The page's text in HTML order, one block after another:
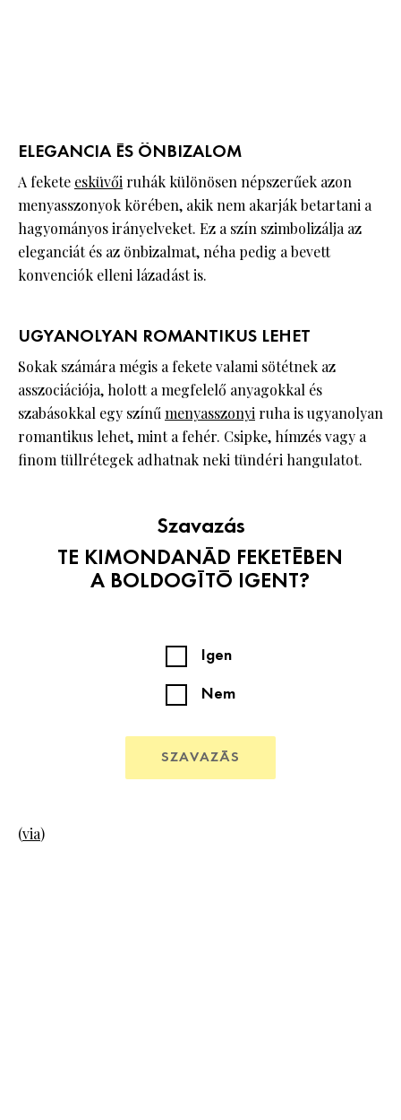
ELEGANCIA ÉS ÖNBIZALOM
A fekete esküvői ruhák különösen népszerűek azon
menyasszonyok körében, akik nem akarják betartani a
hagyományos irányelveket. Ez a szín szimbolizálja az
eleganciát és az önbizalmat, néha pedig a bevett
konvenciók elleni lázadást is.
UGYANOLYAN ROMANTIKUS LEHET
Sokak számára mégis a fekete valami sötétnek az
asszociációja, holott a megfelelő anyagokkal és
szabásokkal egy színűmenyasszonyi ruha is ugyanolyan
romantikus lehet, mint a fehér. Csipke, hímzés vagy a
finom tüllrétegek adhatnak neki tündéri hangulatot.
Szavazás
TE KIMONDANÁD FEKETÉBEN
A BOLDOGÍTÓ IGENT?
Igen
Nem
SZAVAZÁS
(via)